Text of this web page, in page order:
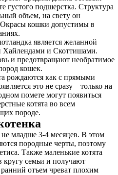
густого подшерстка. Структура
объем, на свету он
Окрасы кошки допустимы в
является желанной
Хайлендами и Скоттишами.
и предотвращают необратимое
кошек.
рождаются как с прямыми
это не сразу – только на
помете могут появиться
котята во всем
породе.
не младше 3-4 месяцев. В этом
породные черты, поэтому
Также маленькие котята
кругу семьи и получают
отъем чреват плохим